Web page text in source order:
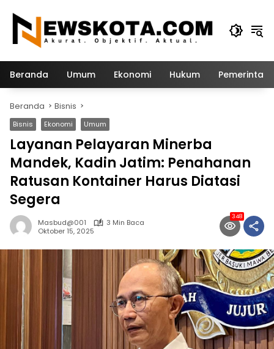
konten
Beranda Umum Ekonomi Hukum
Beranda Bisnis
Bisnis Ekonomi Umum
Layanan Pelayaran Minerba
Mandek, Kadin Jatim: Penahanan
Ratusan Kontainer Harus Diatasi
Segera
Masbud@001
3 Min Baca
Oktober 15, 2025
348